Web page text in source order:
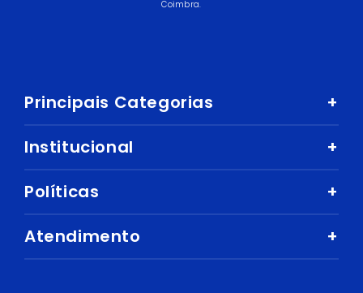
Coimbra.
Principais Categorias +
Celular e Smartphone
Sandálias
Áudio
Institucional +
Nossa História
Nossas Lojas
Trabalhe Conosco
Políticas +
Como comprar
Política de Privacidade
Atendimento +